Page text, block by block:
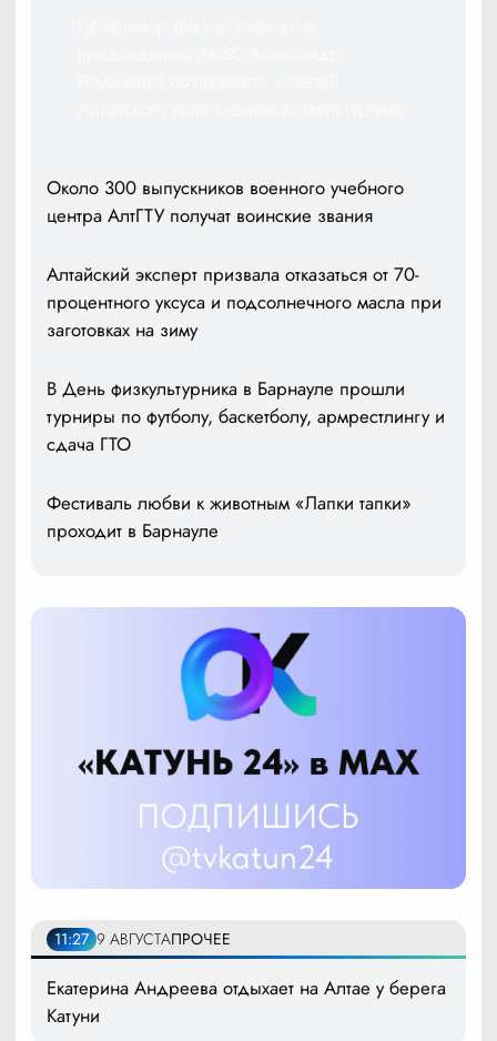
Около 300 выпускников военного учебного
центра АлтГТУ получат воинские звания
Алтайский эксперт призвала отказаться от 70-
процентного уксуса и подсолнечного масла при
заготовках на зиму
В День физкультурника в Барнауле прошли
турниры по футболу, баскетболу, армрестлингу и
сдача ГТО
Фестиваль любви к животным «Лапки тапки»
проходит в Барнауле
11:27 9 АВГУСТАПРОЧЕЕ
Екатерина Андреева отдыхает на Алтае у берега
Катуни